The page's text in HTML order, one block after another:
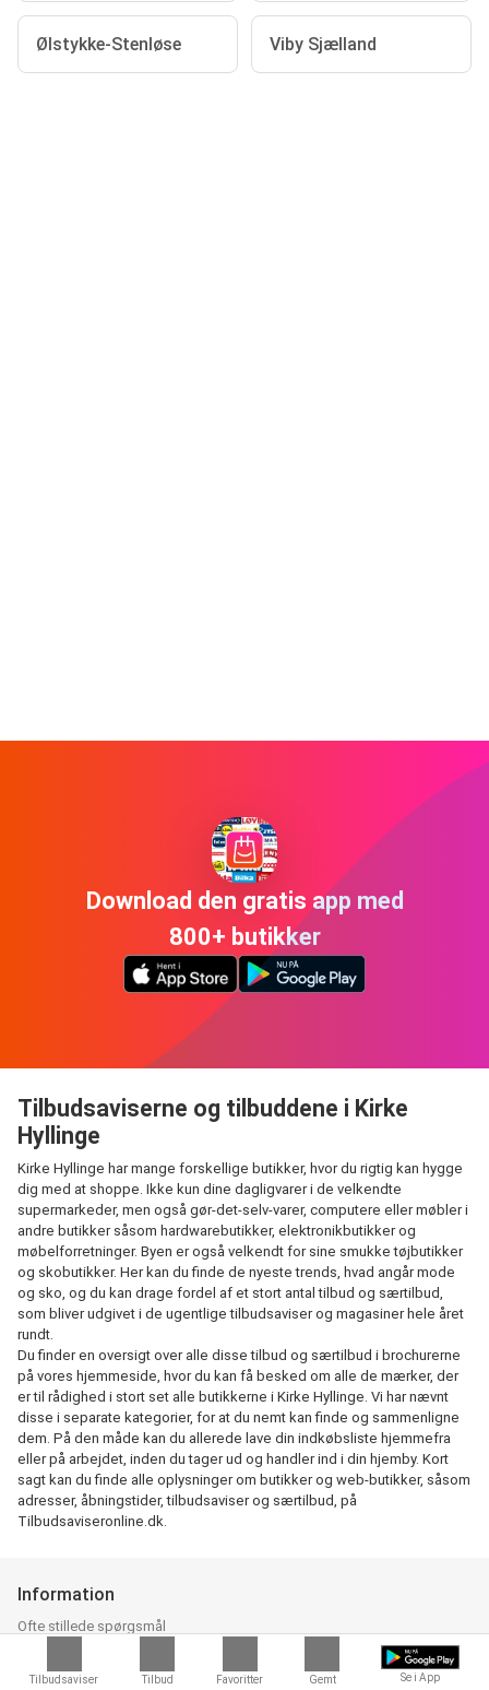
Tilbudsaviser Tilbud Favoritter Gemt Se i App
Ølstykke-Stenløse Viby Sjælland
Download den gratis app med
800+ butikker
Tilbudsaviserne og tilbuddene i Kirke
Hyllinge
Kirke Hyllinge har mange forskellige butikker, hvor du rigtig kan hygge
dig med at shoppe. Ikke kun dine dagligvarer i de velkendte
supermarkeder, men også gør-det-selv-varer, computere eller møbler i
andre butikker såsom hardwarebutikker, elektronikbutikker og
møbelforretninger. Byen er også velkendt for sine smukke tøjbutikker
og skobutikker. Her kan du finde de nyeste trends, hvad angår mode
og sko, og du kan drage fordel af et stort antal tilbud og særtilbud,
som bliver udgivet i de ugentlige tilbudsaviser og magasiner hele året
rundt.
Du finder en oversigt over alle disse tilbud og særtilbud i brochurerne
på vores hjemmeside, hvor du kan få besked om alle de mærker, der
er til rådighed i stort set alle butikkerne i Kirke Hyllinge. Vi har nævnt
disse i separate kategorier, for at du nemt kan finde og sammenligne
dem. På den måde kan du allerede lave din indkøbsliste hjemmefra
eller på arbejdet, inden du tager ud og handler ind i din hjemby. Kort
sagt kan du finde alle oplysninger om butikker og web-butikker, såsom
adresser, åbningstider, tilbudsaviser og særtilbud, på
Tilbudsaviseronline.dk.
Information
Ofte stillede spørgsmål
Alle tilbud